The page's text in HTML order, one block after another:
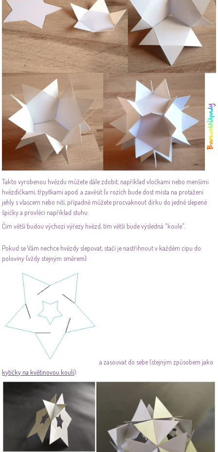
Takto vyrobenou hvězdu můžete dále zdobit, například vločkami nebo menšími
hvězdičkami, třpytkami apod. a zavěsit (v rozích bude dost místa na protažení
jehly s vlascem nebo nití, případně můžete procvaknout dírku do jedné slepené
špičky a provléci například stuhu.
Čím větší budou výchozí výřezy hvězd, tím větší bude výsledná "koule".
Pokud se Vám nechce hvězdy slepovat, stačí je nastříhnout v každém cípu do
poloviny (vždy stejným směrem)
a zasouvat do sebe (stejným způsobem jako
kytičky na květinovou kouli):